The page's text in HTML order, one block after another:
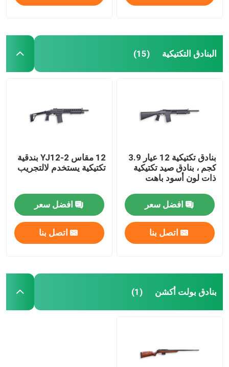
البنادق التكتيكية (15)
بنادق تكتيكية 12 عيار 3.9
كجم ، بنادق صيد تكتيكية
ذات لون أسود باهت
افضل سعر
اتصل بنا
12 مقاس YJ12-2 بندقية
تكتيكية يستخدم لالتجريب
افضل سعر
اتصل بنا
بنادق بولت أكشن (1)